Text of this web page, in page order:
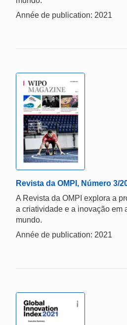
Année de publication: 2021
Revista da OMPI, Número 3/
A Revista da OMPI explora a
a criatividade e a inovação em
mundo.
Année de publication: 2021